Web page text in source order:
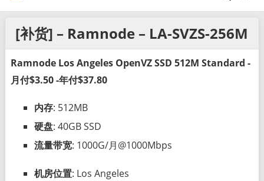
[补货] – Ramnode – LA-SVZS-256M
Ramnode Los Angeles OpenVZ SSD 512M Standard -
月付$3.50 -年付$37.80
内存: 512MB
硬盘: 40GB SSD
流量带宽: 1000G/月@1000Mbps
机房位置: Los Angeles